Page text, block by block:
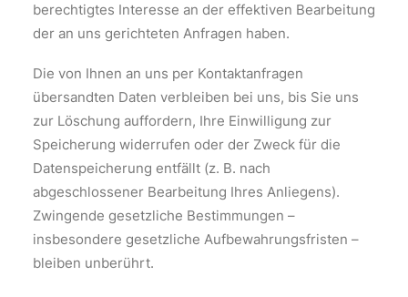
berechtigtes Interesse an der effektiven Bearbeitung
der an uns gerichteten Anfragen haben.
Die von Ihnen an uns per Kontaktanfragen
übersandten Daten verbleiben bei uns, bis Sie uns
zur Löschung auffordern, Ihre Einwilligung zur
Speicherung widerrufen oder der Zweck für die
Datenspeicherung entfällt (z. B. nach
abgeschlossener Bearbeitung Ihres Anliegens).
Zwingende gesetzliche Bestimmungen –
insbesondere gesetzliche Aufbewahrungsfristen –
bleiben unberührt.